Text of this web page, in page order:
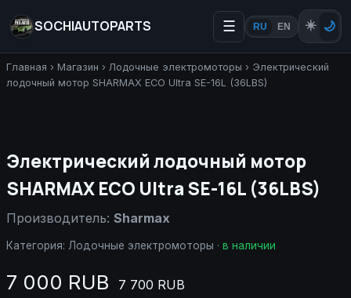
SOCHIAUTOPARTS ☰ RU EN ☀️ 🌙
Главная › Магазин › Лодочные электромоторы › Электрический
лодочный мотор SHARMAX ECO Ultra SE-16L (36LBS)
Электрический лодочный мотор
SHARMAX ECO Ultra SE-16L (36LBS)
Производитель: Sharmax
Категория: Лодочные электромоторы · в наличии
7 000 RUB 7 700 RUB